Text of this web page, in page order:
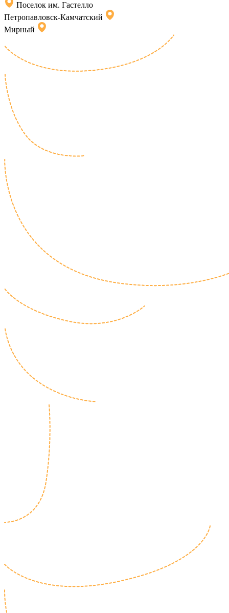
Поселок им. Гастелло
Петропавловск-Камчатский
Мирный